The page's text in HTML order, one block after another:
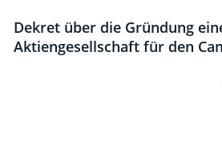
Dekret über die Gründung
Aktiengesellschaft für den